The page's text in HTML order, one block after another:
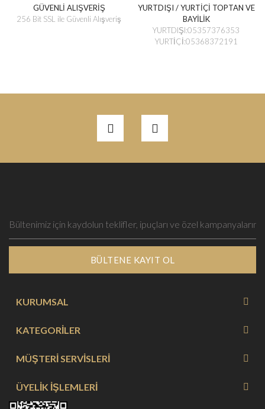
GÜVENLİ ALIŞVERİŞ
256 Bit SSL ile Güvenli Alışveriş
YURTDIŞI / YURTİÇİ TOPTAN VE
BAYİLİK
YURTDIŞI:05357376353
YURTİÇİ:05368372191
BÜLTENE KAYIT OL
KURUMSAL
KATEGORİLER
MÜŞTERİ SERVİSLERİ
ÜYELİK İŞLEMLERİ